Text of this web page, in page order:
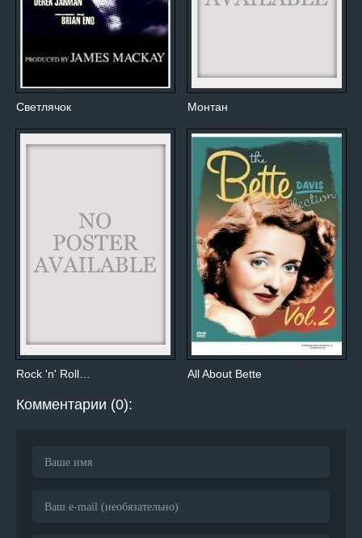
Светлячок Монтан
Rock 'n' Roll… All About Bette
Комментарии (0):